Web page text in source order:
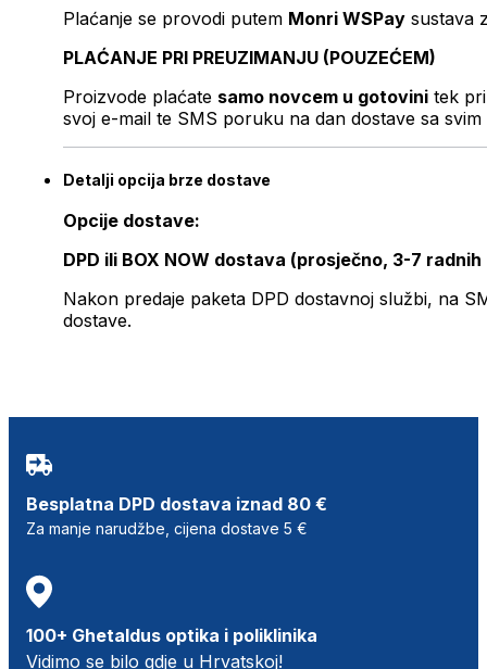
Plaćanje se provodi putem Monri WSPay sustava
PLAĆANJE PRI PREUZIMANJU (POUZEĆEM)
Proizvode plaćate samo novcem u gotovini tek
svoj e-mail te SMS poruku na dan dostave sa svim
Detalji opcija brze dostave
Opcije dostave:
DPD ili BOX NOW dostava (prosječno, 3-7 radnih
Nakon predaje paketa DPD dostavnoj službi, na
dostave.
Besplatna DPD dostava iznad 80 €
Za manje narudžbe, cijena dostave 5 €
100+ Ghetaldus optika i poliklinika
Vidimo se bilo gdje u Hrvatskoj!